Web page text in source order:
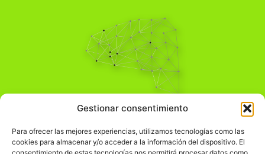
Gestionar consentimiento
Para ofrecer las mejores experiencias, utilizamos tecnologías como las
cookies para almacenar y/o acceder a la información del dispositivo. El
Pensamiento Crítico
Comprender el mundo para transformarlo.